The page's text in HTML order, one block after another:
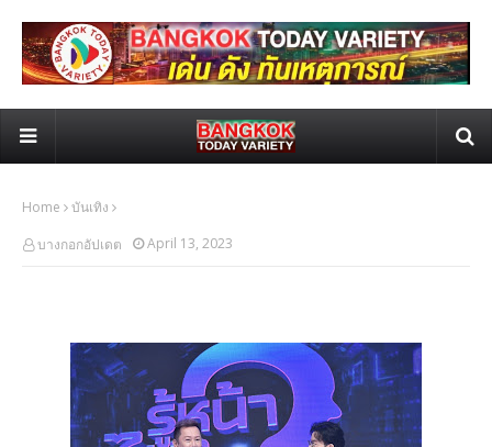
Home
บันเทิง
บางกอกอัปเดต
April 13, 2023